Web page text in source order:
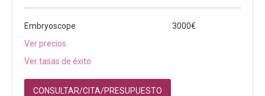
Embryoscope
3000€
Ver precios
Ver tasas de éxito
CONSULTAR/CITA/PRESUPUESTO